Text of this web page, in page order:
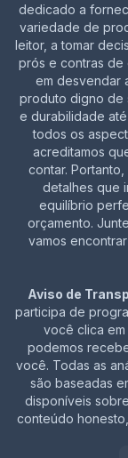
dedicado a
variedade de
leitor, a tomar
prós e contras de
em desvendar
produto digno de
e durabilidade
todos os
acreditamos
contar.
detalhes que
equilíbrio
orçamento.
vamos
Aviso de
participa de
você clica em
podemos
você. Todas as
são baseadas
disponíveis
conteúdo